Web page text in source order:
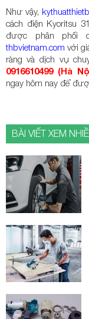
Như vậy,
cách điện Kyoritsu
được phân phối
thbvietnam.com với
ràng và dịch vụ
0916610499 (Hà
ngay hôm nay để
BÀI VIẾT XEM